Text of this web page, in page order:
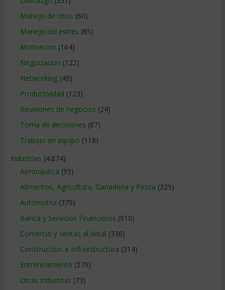
Manejo de crisis (60)
Manejo del estrés (85)
Motivacion (164)
Negociacion (122)
Networking(49)
Productividad (123)
Reuniones de negocios (24)
Toma de decisiones (87)
Trabajo en equipo (118)
Industrias (4.874)
Aeronautica (95)
Alimentos, Agricultura, Ganaderia y Pesca (325)
Automotriz(379)
Banca y Servicios Financieros (910)
Comercio y ventas al detal (336)
Construccion e Infraestructura (314)
Entretenimiento (279)
Otras industrias (73)